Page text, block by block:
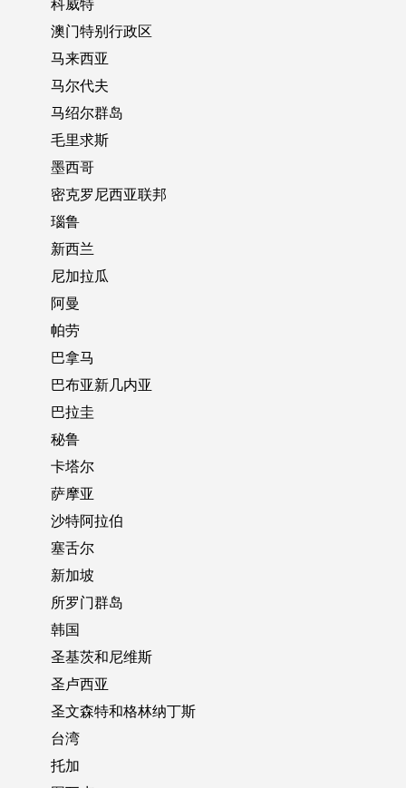
科威特
澳门特别行政区
马来西亚
马尔代夫
马绍尔群岛
毛里求斯
墨西哥
密克罗尼西亚联邦
瑙鲁
新西兰
尼加拉瓜
阿曼
帕劳
巴拿马
巴布亚新几内亚
巴拉圭
秘鲁
卡塔尔
萨摩亚
沙特阿拉伯
塞舌尔
新加坡
所罗门群岛
韩国
圣基茨和尼维斯
圣卢西亚
圣文森特和格林纳丁斯
台湾
托加